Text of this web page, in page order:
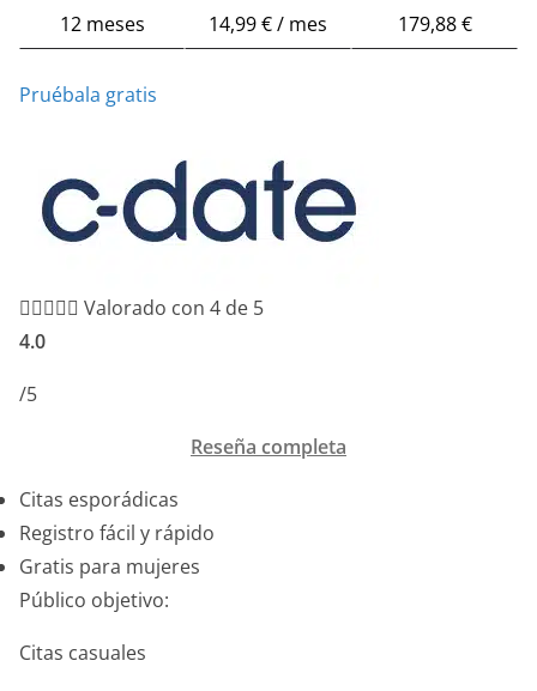
12 meses
14,99 € / mes 179,88 €
Pruébala gratis
 Valorado con 4 de 5
4.0
/5
Reseña completa
Citas esporádicas
Registro fácil y rápido
Gratis para mujeres
Público objetivo:
Citas casuales